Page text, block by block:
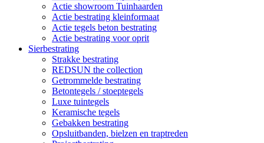
Actie showroom Tuinhaarden
Actie bestrating kleinformaat
Actie tegels beton bestrating
Actie bestrating voor oprit
Sierbestrating
Strakke bestrating
REDSUN the collection
Getrommelde bestrating
Betontegels / stoeptegels
Luxe tuintegels
Keramische tegels
Gebakken bestrating
Opsluitbanden, bielzen en traptreden